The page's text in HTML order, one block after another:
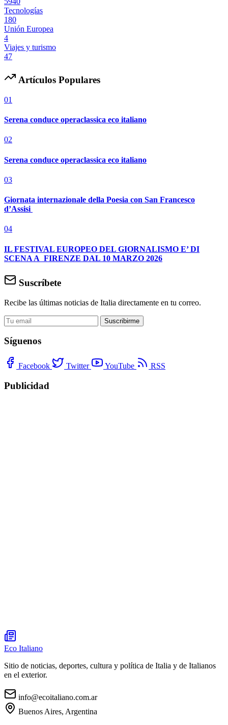
Tecnologías
180
Unión Europea
4
Viajes y turismo
47
Artículos Populares
01
Serena conduce operaclassica eco italiano
02
Serena conduce operaclassica eco italiano
03
Giornata internazionale della Poesia con San Francesco
d’Assisi
04
IL FESTIVAL EUROPEO DEL GIORNALISMO E’ DI
SCENA A FIRENZE DAL 10 MARZO 2026
Suscríbete
Recibe las últimas noticias de Italia directamente en tu correo.
Suscribirme
Síguenos
Facebook Twitter YouTube RSS
Publicidad
Eco Italiano
Sitio de noticias, deportes, cultura y política de Italia y de Italianos
en el exterior.
info@ecoitaliano.com.ar
Buenos Aires, Argentina